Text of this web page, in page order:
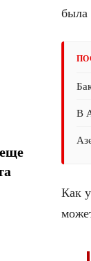
была
В
Как